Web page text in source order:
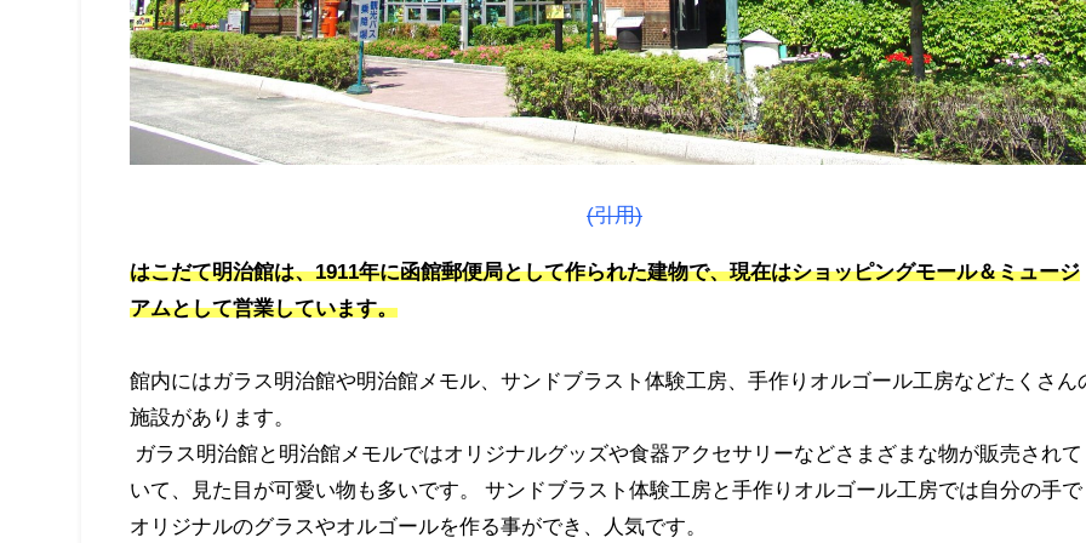
(引用)
はこだて明治館は、1911年に函館郵便局として作られた建物で、現在はショッピングモール＆ミュージ
アムとして営業しています。
館内にはガラス明治館や明治館メモル、サンドブラスト体験工房、手作りオルゴール工房などたくさん
施設があります。
ガラス明治館と明治館メモルではオリジナルグッズや食器アクセサリーなどさまざまな物が販売されて
いて、見た目が可愛い物も多いです。 サンドブラスト体験工房と手作りオルゴール工房では自分の手で
オリジナルのグラスやオルゴールを作る事ができ、人気です。